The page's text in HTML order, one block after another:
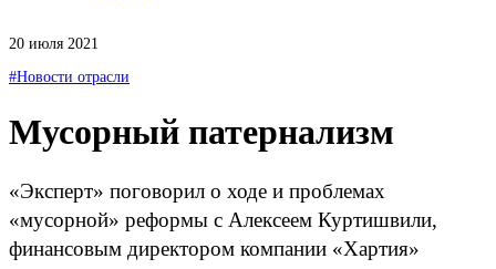
20 июля 2021
#Новости отрасли
Мусорный патернализм
«Эксперт» поговорил о ходе и проблемах
«мусорной» реформы с Алексеем Куртишвили,
финансовым директором компании «Хартия»